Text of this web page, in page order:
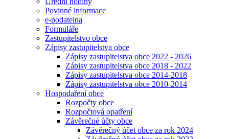
Povinné informace
e-podatelna
Formuláře
Zastupitelstvo obce
Zápisy zastupitelstva obce
Zápisy zastupitelstva obce 2022 - 2026
Zápisy zastupitelstva obce 2018 - 2022
Zápisy zastupitelstva obce 2014-2018
Zápisy zastupitelstva obce 2010-2014
Hospodaření obce
Rozpočty obce
Rozpočtová opatření
Závěrečné účty obce
Závěrečný účet obce za rok 2024